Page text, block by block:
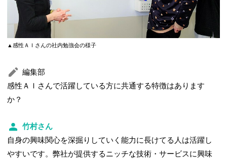
▲感性ＡＩさんの社内勉強会の様子
編集部
感性ＡＩさんで活躍している方に共通する特徴はあります
か？
竹村さん
自身の興味関心を深掘りしていく能力に長けてる人は活躍し
やすいです。弊社が提供するニッチな技術・サービスに興味